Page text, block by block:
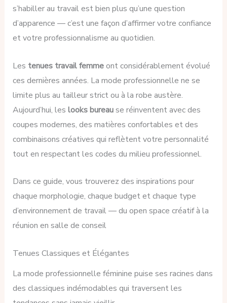
s’habiller au travail est bien plus qu’une question
d’apparence — c’est une façon d’affirmer votre confiance
et votre professionnalisme au quotidien.
Les tenues travail femmeont considérablement évolué
ces dernières années. La mode professionnelle ne se
limite plus au tailleur strict ou à la robe austère.
Aujourd’hui, les looks bureause réinventent avec des
coupes modernes, des matières confortables et des
combinaisons créatives qui reflètent votre personnalité
tout en respectant les codes du milieu professionnel.
Dans ce guide, vous trouverez des inspirations pour
chaque morphologie, chaque budget et chaque type
d’environnement de travail — du open space créatif à la
réunion en salle de conseil
Tenues Classiques et Élégantes
La mode professionnelle féminine puise ses racines dans
des classiques indémodables qui traversent les